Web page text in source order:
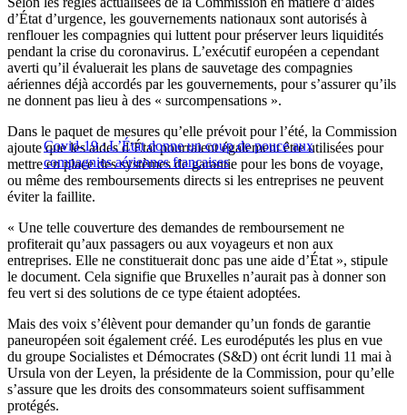
d’État d’urgence, les gouvernements nationaux sont autorisés à
renflouer les compagnies qui luttent pour préserver leurs liquidités
pendant la crise du coronavirus. L’exécutif européen a cependant
averti qu’il évaluerait les plans de sauvetage des compagnies
aériennes déjà accordés par les gouvernements, pour s’assurer qu’ils
ne donnent pas lieu à des « surcompensations ».
Covid-19 : L’État donne un coup de pouce aux
compagnies aériennes françaises
Dans le paquet de mesures qu’elle prévoit pour l’été, la Commission
ajoute que les aides d’État pourraient également être utilisées pour
mettre en place des systèmes de garantie pour les bons de voyage,
ou même des remboursements directs si les entreprises ne peuvent
éviter la faillite.
« Une telle couverture des demandes de remboursement ne
profiterait qu’aux passagers ou aux voyageurs et non aux
entreprises. Elle ne constituerait donc pas une aide d’État », stipule
le document. Cela signifie que Bruxelles n’aurait pas à donner son
feu vert si des solutions de ce type étaient adoptées.
Mais des voix s’élèvent pour demander qu’un fonds de garantie
paneuropéen soit également créé. Les eurodéputés les plus en vue
du groupe Socialistes et Démocrates (S&D) ont écrit lundi 11 mai à
Ursula von der Leyen, la présidente de la Commission, pour qu’elle
s’assure que les droits des consommateurs soient suffisamment
protégés.